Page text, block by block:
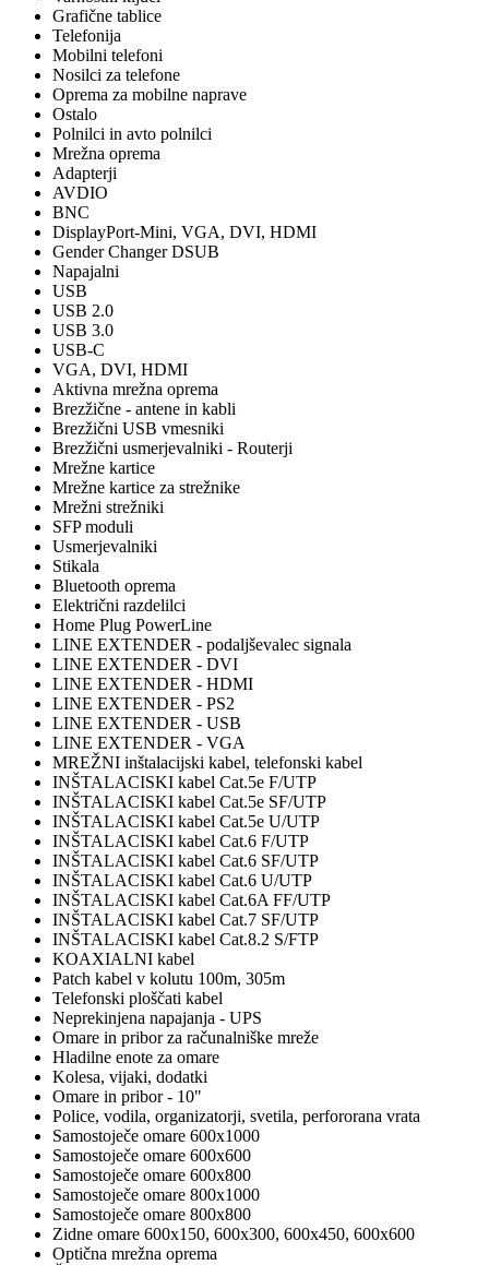
Grafične tablice
Telefonija
Mobilni telefoni
Nosilci za telefone
Oprema za mobilne naprave
Ostalo
Polnilci in avto polnilci
Mrežna oprema
Adapterji
AVDIO
BNC
DisplayPort-Mini, VGA, DVI, HDMI
Gender Changer DSUB
Napajalni
USB
USB 2.0
USB 3.0
USB-C
VGA, DVI, HDMI
Aktivna mrežna oprema
Brezžične - antene in kabli
Brezžični USB vmesniki
Brezžični usmerjevalniki - Routerji
Mrežne kartice
Mrežne kartice za strežnike
Mrežni strežniki
SFP moduli
Usmerjevalniki
Stikala
Bluetooth oprema
Električni razdelilci
Home Plug PowerLine
LINE EXTENDER - podaljševalec signala
LINE EXTENDER - DVI
LINE EXTENDER - HDMI
LINE EXTENDER - PS2
LINE EXTENDER - USB
LINE EXTENDER - VGA
MREŽNI inštalacijski kabel, telefonski kabel
INŠTALACISKI kabel Cat.5e F/UTP
INŠTALACISKI kabel Cat.5e SF/UTP
INŠTALACISKI kabel Cat.5e U/UTP
INŠTALACISKI kabel Cat.6 F/UTP
INŠTALACISKI kabel Cat.6 SF/UTP
INŠTALACISKI kabel Cat.6 U/UTP
INŠTALACISKI kabel Cat.6A FF/UTP
INŠTALACISKI kabel Cat.7 SF/UTP
INŠTALACISKI kabel Cat.8.2 S/FTP
KOAXIALNI kabel
Patch kabel v kolutu 100m, 305m
Telefonski ploščati kabel
Neprekinjena napajanja - UPS
Omare in pribor za računalniške mreže
Hladilne enote za omare
Kolesa, vijaki, dodatki
Omare in pribor - 10"
Police, vodila, organizatorji, svetila, perfororana vrata
Samostoječe omare 600x1000
Samostoječe omare 600x600
Samostoječe omare 600x800
Samostoječe omare 800x1000
Samostoječe omare 800x800
Zidne omare 600x150, 600x300, 600x450, 600x600
Optična mrežna oprema